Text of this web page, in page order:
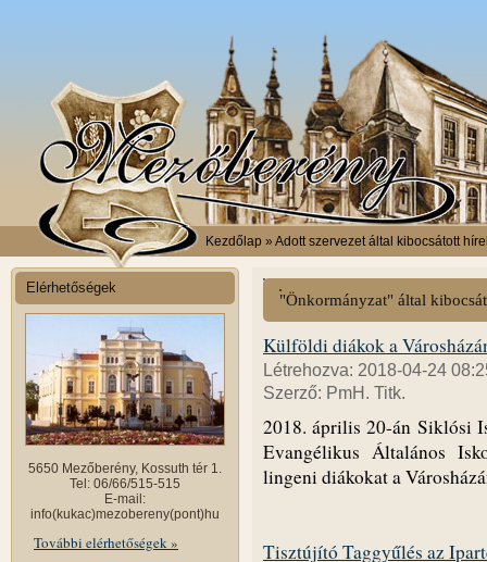
Kezdőlap » Adott szervezet által kibocsátott
Elérhetőségek
5650 Mezőberény, Kossuth tér 1.
Tel: 06/66/515-515
E-mail:
info(kukac)mezobereny(pont)hu
További elérhetőségek »
"Önkormányzat" által
Külföldi diákok a
Létrehozva: 2018-04-24
Szerző: PmH. Titk.
2018. április 20-án Siklósi
Evangélikus Általános
lingeni diákokat a
Tisztújító Taggyűlés az